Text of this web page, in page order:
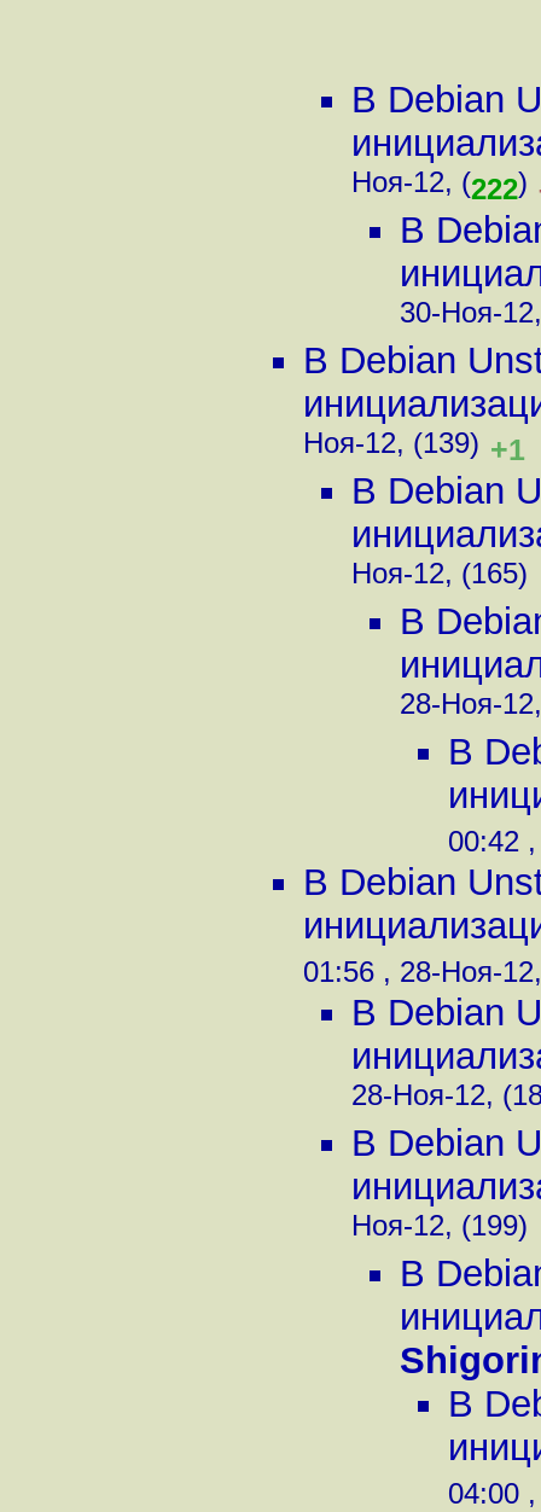
В Debian
Ноя-12, (222)
В
30-Ноя-
В Debian
Ноя-12, (139) +1
В Debian
Ноя-12, (165)
В
28-Ноя-
В
00:42
В Debian
01:56 , 28-Ноя-
В Debian
28-Ноя-12,
В Debian
Ноя-12, (199)
В
В
04:00